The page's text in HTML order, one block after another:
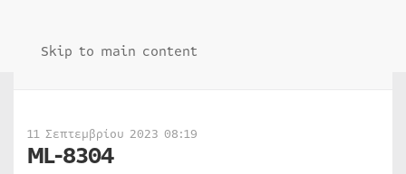
Skip to main content
11 Σεπτεμβρίου 2023 08:19
ML-8304